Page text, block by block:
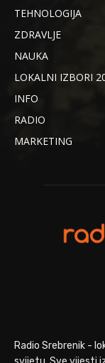
TEHNOLOGIJA
ZDRAVLJE
NAUKA
LOKALNI IZBORI
INFO
RADIO
MARKETING
Radio Srebrenik -